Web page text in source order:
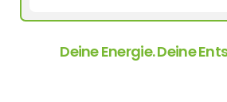
Deine Energie. Deine